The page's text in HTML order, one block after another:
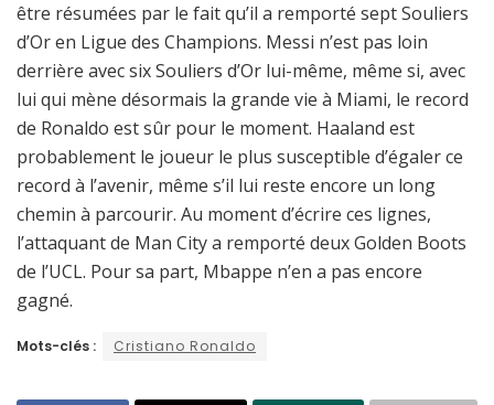
être résumées par le fait qu’il a remporté sept Souliers
d’Or en Ligue des Champions. Messi n’est pas loin
derrière avec six Souliers d’Or lui-même, même si, avec
lui qui mène désormais la grande vie à Miami, le record
de Ronaldo est sûr pour le moment. Haaland est
probablement le joueur le plus susceptible d’égaler ce
record à l’avenir, même s’il lui reste encore un long
chemin à parcourir. Au moment d’écrire ces lignes,
l’attaquant de Man City a remporté deux Golden Boots
de l’UCL. Pour sa part, Mbappe n’en a pas encore
gagné.
Mots-clés : Cristiano Ronaldo